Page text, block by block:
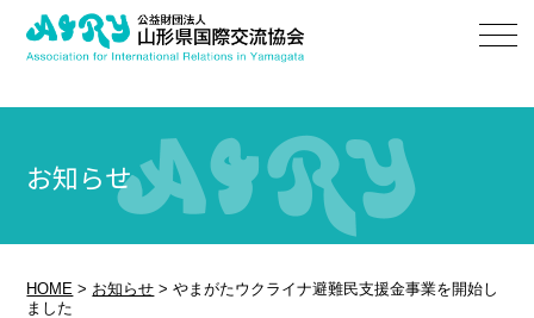
お知らせ
HOME > お知らせ >やまがたウクライナ避難民支援金事業を開始し
ました